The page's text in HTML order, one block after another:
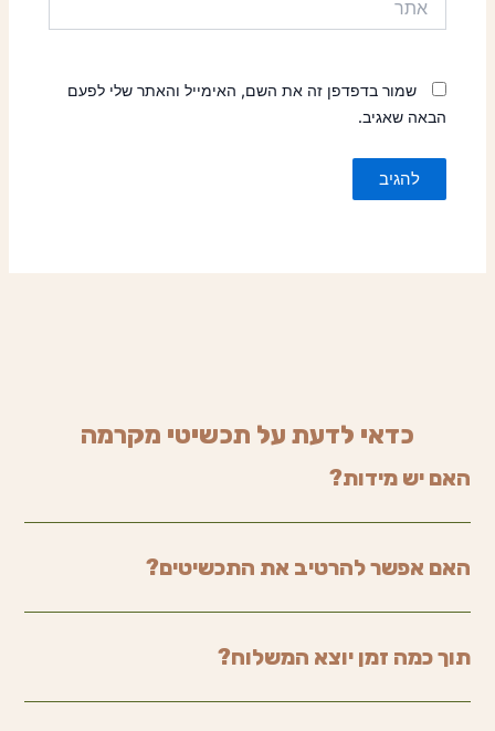
שמור בדפדפן זה את השם, האימייל והאתר שלי לפעם
הבאה שאגיב.
כדאי לדעת על תכשיטי מקרמה
האם יש מידות?
האם אפשר להרטיב את התכשיטים?
תוך כמה זמן יוצא המשלוח?